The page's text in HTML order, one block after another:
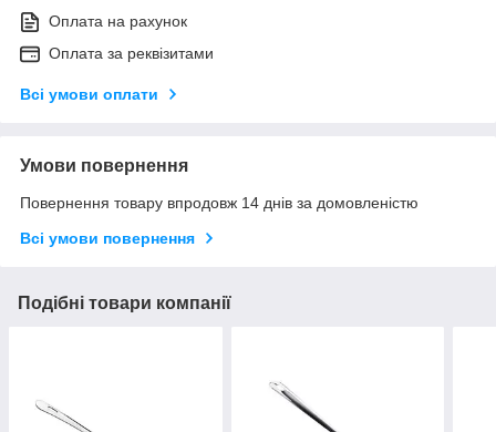
Оплата на рахунок
Оплата за реквізитами
Всі умови оплати
Умови повернення
Повернення товару впродовж 14 днів за домовленістю
Всі умови повернення
Подібні товари компанії